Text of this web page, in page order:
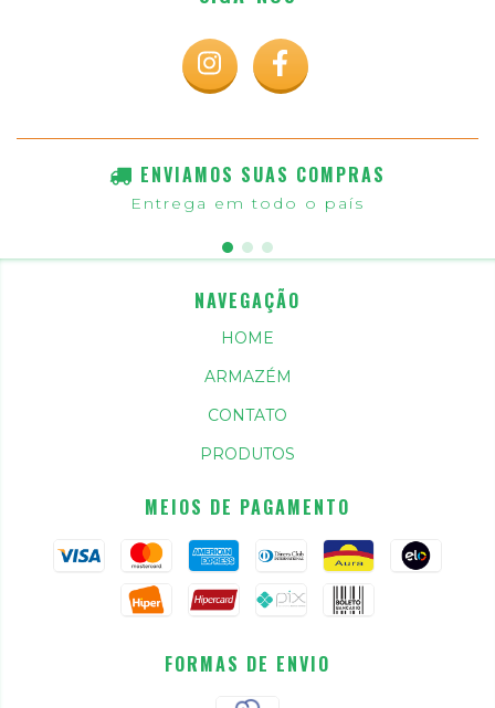
ENVIAMOS SUAS COMPRAS
Entrega em todo o país
NAVEGAÇÃO
HOME
ARMAZÉM
CONTATO
PRODUTOS
MEIOS DE PAGAMENTO
FORMAS DE ENVIO